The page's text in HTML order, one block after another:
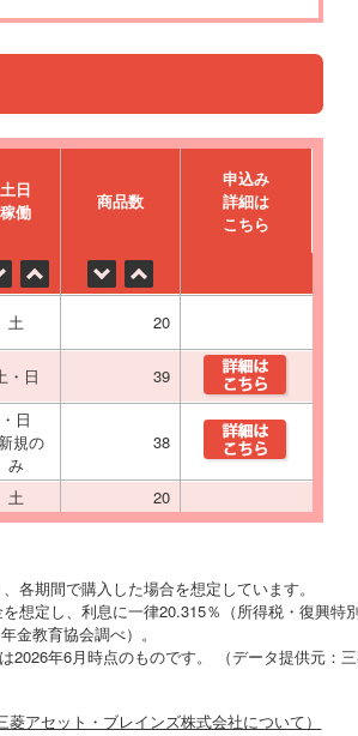
⼟⽇
稼働
商品数
申込み
詳細は
こちら
土 20
・日 39
日
規の
み
38
土 20
各期間で購入した場合を想定しています。
想定し、利息に一律20.315％（所得税・復興特
金教育協会調べ）。
年6月時点のものです。 （データ提供元：
菱アセット・ブレインズ株式会社について）